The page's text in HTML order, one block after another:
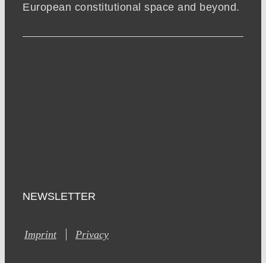
European constitutional space and beyond.
NEWSLETTER
Imprint Privacy